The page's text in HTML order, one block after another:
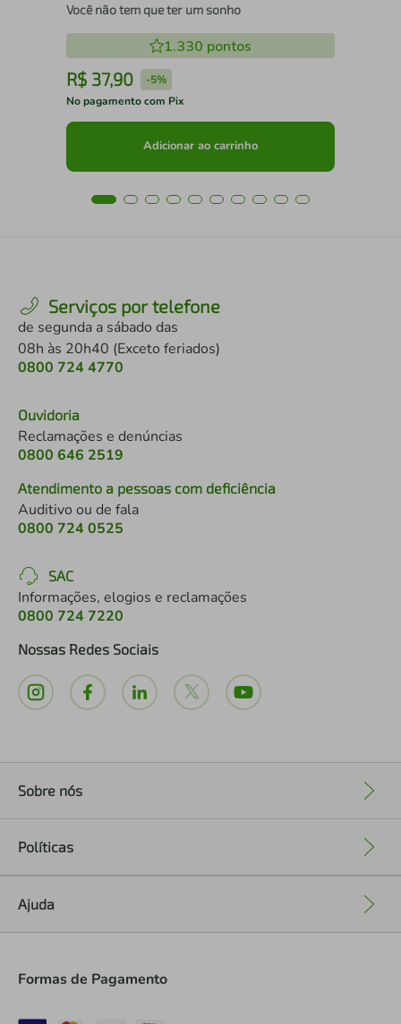
Você não tem que ter um sonho
1.330 pontos
R$ 37,90 -5%
No pagamento com Pix
Adicionar ao carrinho
Serviços por telefone
de segunda a sábado das
08h às 20h40 (Exceto feriados)
0800 724 4770
Ouvidoria
Reclamações e denúncias
0800 646 2519
Atendimento a pessoas com deficiência
Auditivo ou de fala
0800 724 0525
SAC
Informações, elogios e reclamações
0800 724 7220
Nossas Redes Sociais
Sobre nós
Políticas
Ajuda
Formas de Pagamento